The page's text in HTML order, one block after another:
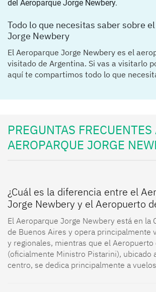
Todo lo que necesitas saber sobre
Jorge Newbery
El Aeroparque Jorge Newbery es el
visitado de Argentina. Si vas a visitarlo
aquí te compartimos todo lo que
PREGUNTAS FRECUENTES
AEROPARQUE JORGE
¿Cuál es la diferencia entre el
Jorge Newbery y el Aeropuerto
El Aeroparque Jorge Newbery está en la
de Buenos Aires y opera principalmente
y regionales, mientras que el Aeropuerto
(oficialmente Ministro Pistarini), ubicado
centro, se dedica principalmente a